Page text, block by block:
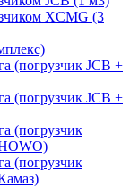
XCMG (3
(погрузчик JCB +
(погрузчик JCB +
(погрузчик
(погрузчик